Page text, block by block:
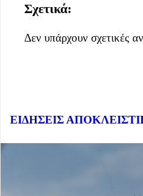
Σχετικά:
Δεν υπάρχουν σχετικές
ΕΙΔΗΣΕΙΣ